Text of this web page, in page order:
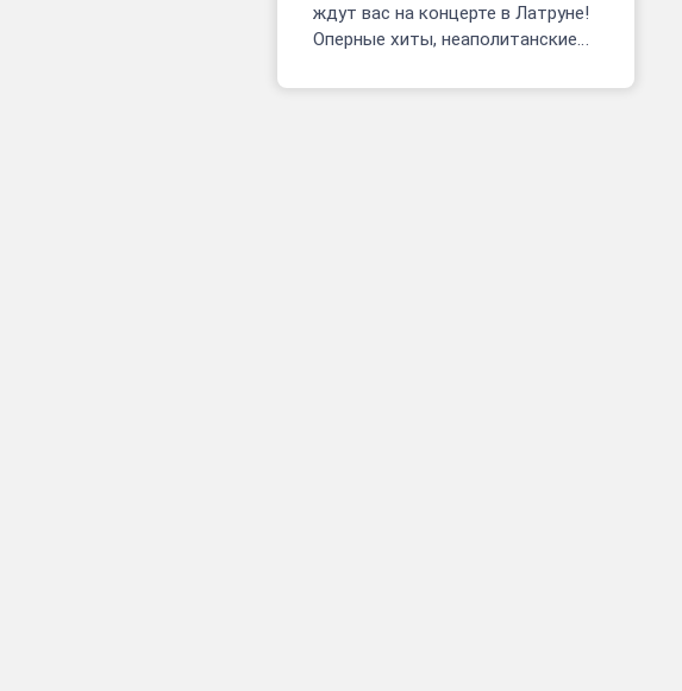
ждут вас на концерте в Латруне!
Оперные хиты, неаполитанские